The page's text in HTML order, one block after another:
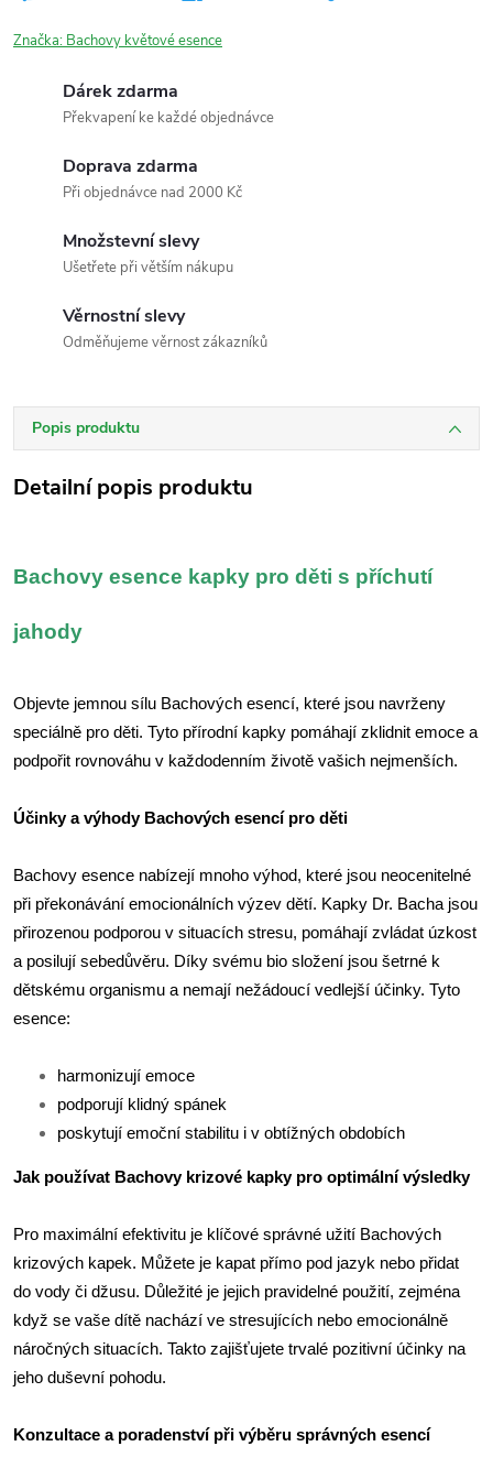
Značka: Bachovy květové esence
Dárek zdarma
Překvapení ke každé objednávce
Doprava zdarma
Při objednávce nad 2000 Kč
Množstevní slevy
Ušetřete při větším nákupu
Věrnostní slevy
Odměňujeme věrnost zákazníků
Popis produktu
Detailní popis produktu
Bachovy esence kapky pro děti s příchutí
jahody
Objevte jemnou sílu Bachových esencí, které jsou navrženy
speciálně pro děti. Tyto přírodní kapky pomáhají zklidnit emoce a
podpořit rovnováhu v každodenním životě vašich nejmenších.
Účinky a výhody Bachových esencí pro děti
Bachovy esence nabízejí mnoho výhod, které jsou neocenitelné
při překonávání emocionálních výzev dětí. Kapky Dr. Bacha jsou
přirozenou podporou v situacích stresu, pomáhají zvládat úzkost
a posilují sebedůvěru. Díky svému bio složení jsou šetrné k
dětskému organismu a nemají nežádoucí vedlejší účinky. Tyto
esence:
harmonizují emoce
podporují klidný spánek
poskytují emoční stabilitu i v obtížných obdobích
Jak používat Bachovy krizové kapky pro optimální výsledky
Pro maximální efektivitu je klíčové správné užití Bachových
krizových kapek. Můžete je kapat přímo pod jazyk nebo přidat
do vody či džusu. Důležité je jejich pravidelné použití, zejména
když se vaše dítě nachází ve stresujících nebo emocionálně
náročných situacích. Takto zajišťujete trvalé pozitivní účinky na
jeho duševní pohodu.
Konzultace a poradenství při výběru správných esencí